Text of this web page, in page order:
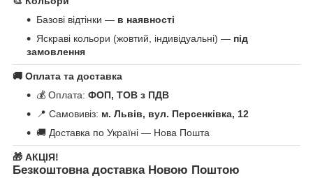
Базові відтінки — в наявності
Яскраві кольори (жовтий, індивідуальні) — під
замовлення
🚚 Оплата та доставка
💰 Оплата: ФОП, ТОВ з ПДВ
📍 Самовивіз: м. Львів, вул. Персенківка, 12
🚚 Доставка по Україні — Нова Пошта
🎁 АКЦІЯ!
Безкоштовна доставка Новою Поштою